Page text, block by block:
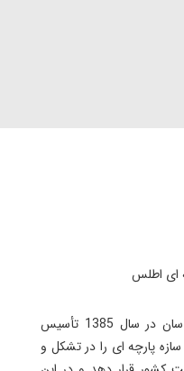
شرکت سازه های پارچه ای اطلس سان در سال 1385 تأسیس
پارچه ای را در تشکل و